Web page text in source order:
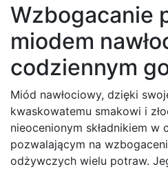
Wzbogacanie
miodem
codziennym
Miód nawłociowy, dzięki
kwaskowatemu smakowi i
nieocenionym składnikiem w
pozwalającym na
odżywczych wielu potraw.